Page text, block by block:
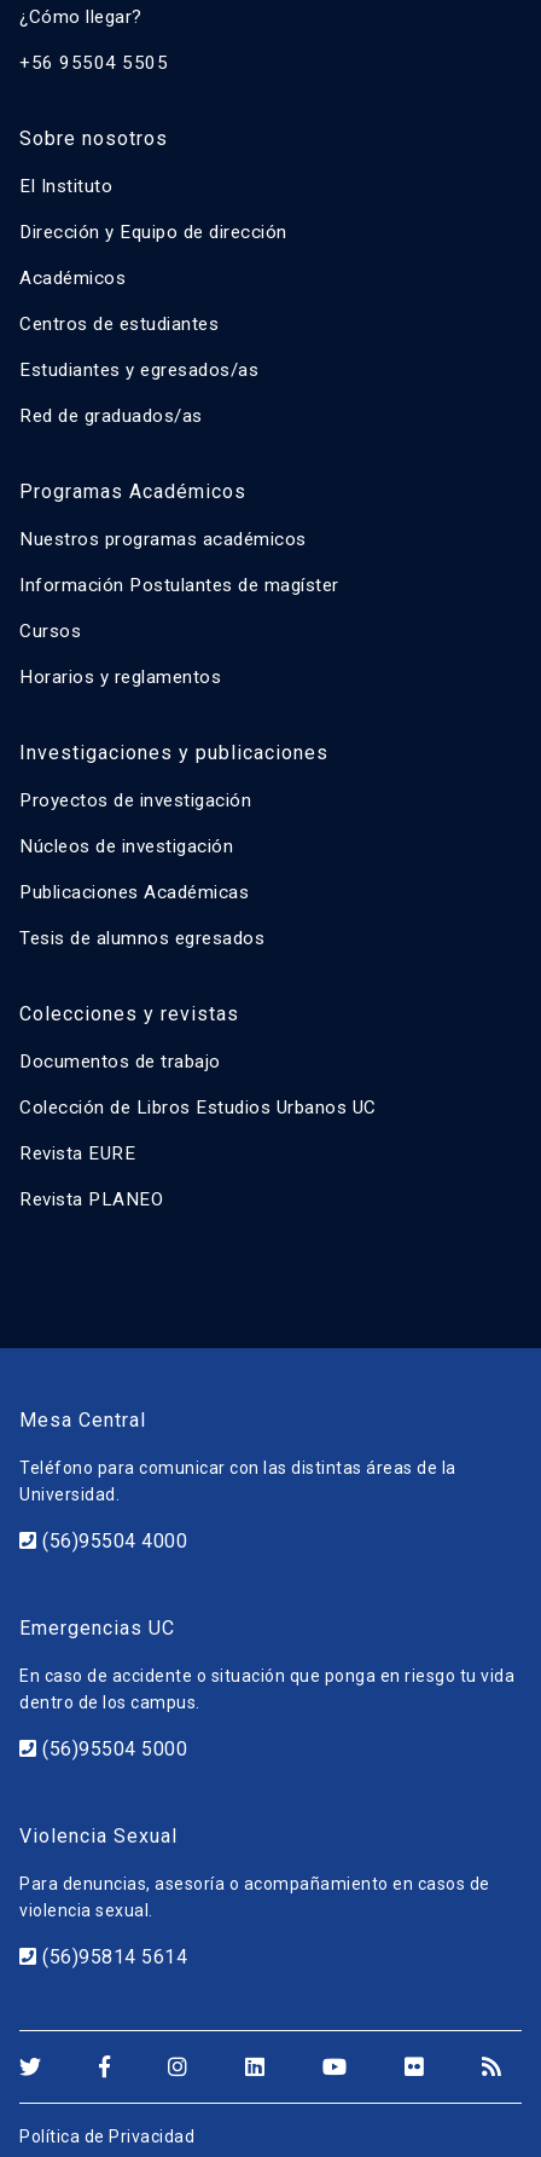
¿Cómo llegar?
+56 95504 5505
Sobre nosotros
El Instituto
Dirección y Equipo de dirección
Académicos
Centros de estudiantes
Estudiantes y egresados/as
Red de graduados/as
Programas Académicos
Nuestros programas académicos
Información Postulantes de magíster
Cursos
Horarios y reglamentos
Investigaciones y publicaciones
Proyectos de investigación
Núcleos de investigación
Publicaciones Académicas
Tesis de alumnos egresados
Colecciones y revistas
Documentos de trabajo
Colección de Libros Estudios Urbanos UC
Revista EURE
Revista PLANEO
Mesa Central
Teléfono para comunicar con las distintas áreas de la
Universidad.
(56)95504 4000
Emergencias UC
En caso de accidente o situación que ponga en riesgo tu vida
dentro de los campus.
(56)95504 5000
Violencia Sexual
Para denuncias, asesoría o acompañamiento en casos de
violencia sexual.
(56)95814 5614
Política de Privacidad